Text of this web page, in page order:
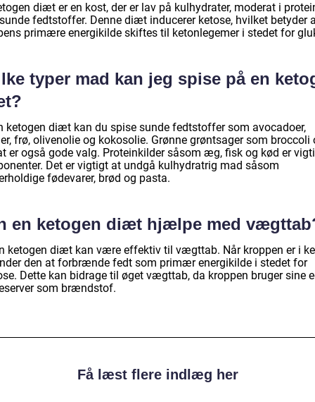
diæt er en kost, der er lav på kulhydrater, moderat i
fedtstoffer. Denne diæt inducerer ketose, hvilket betyder
primære energikilde skiftes til ketonlegemer i stedet for
typer mad kan jeg spise på en
ketogen diæt kan du spise sunde fedtstoffer som avocadoer,
frø, olivenolie og kokosolie. Grønne grøntsager som broccoli
er også gode valg. Proteinkilder såsom æg, fisk og kød er
Det er vigtigt at undgå kulhydratrig mad såsom
fødevarer, brød og pasta.
en ketogen diæt hjælpe med
ketogen diæt kan være effektiv til vægttab. Når kroppen er i
den at forbrænde fedt som primær energikilde i stedet for
Dette kan bidrage til øget vægttab, da kroppen bruger sine
som brændstof.
Få læst flere indlæg her